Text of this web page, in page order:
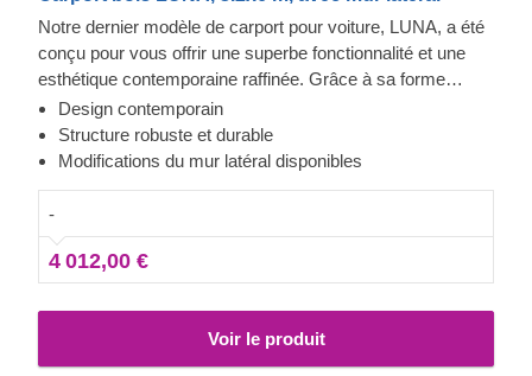
Notre dernier modèle de carport pour voiture, LUNA, a été
conçu pour vous offrir une superbe fonctionnalité et une
esthétique contemporaine raffinée. Grâce à sa forme
moderne et élégante, son design sublime et son toit
traditionnel à double pente, ce magnifique carport
deviendra rapidement un ajout précieux à votre espace
modèle de carport correspondant le mieux à vos besoins.
Design contemporain
Structure robuste et durable
Modifications du mur latéral disponibles
-
4 012,00 €
Voir le produit